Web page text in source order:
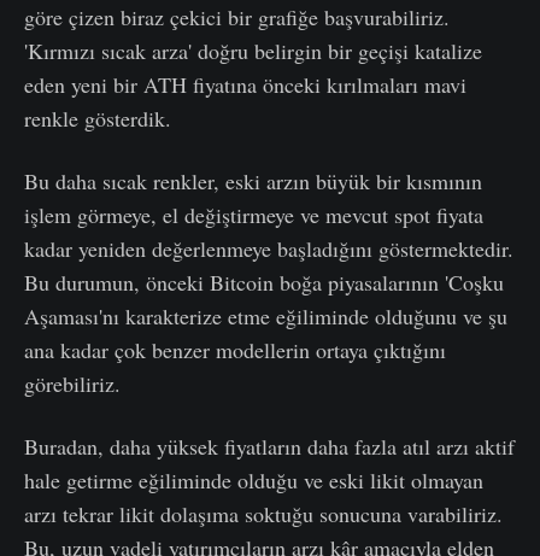
göre çizen biraz çekici bir grafiğe başvurabiliriz.
'Kırmızı sıcak arza' doğru belirgin bir geçişi katalize
eden yeni bir ATH fiyatına önceki kırılmaları mavi
renkle gösterdik.
Bu daha sıcak renkler, eski arzın büyük bir kısmının
işlem görmeye, el değiştirmeye ve mevcut spot fiyata
kadar yeniden değerlenmeye başladığını göstermektedir.
Bu durumun, önceki Bitcoin boğa piyasalarının 'Coşku
Aşaması'nı karakterize etme eğiliminde olduğunu ve şu
ana kadar çok benzer modellerin ortaya çıktığını
görebiliriz.
Buradan, daha yüksek fiyatların daha fazla atıl arzı aktif
hale getirme eğiliminde olduğu ve eski likit olmayan
arzı tekrar likit dolaşıma soktuğu sonucuna varabiliriz.
Bu, uzun vadeli yatırımcıların arzı kâr amacıyla elden